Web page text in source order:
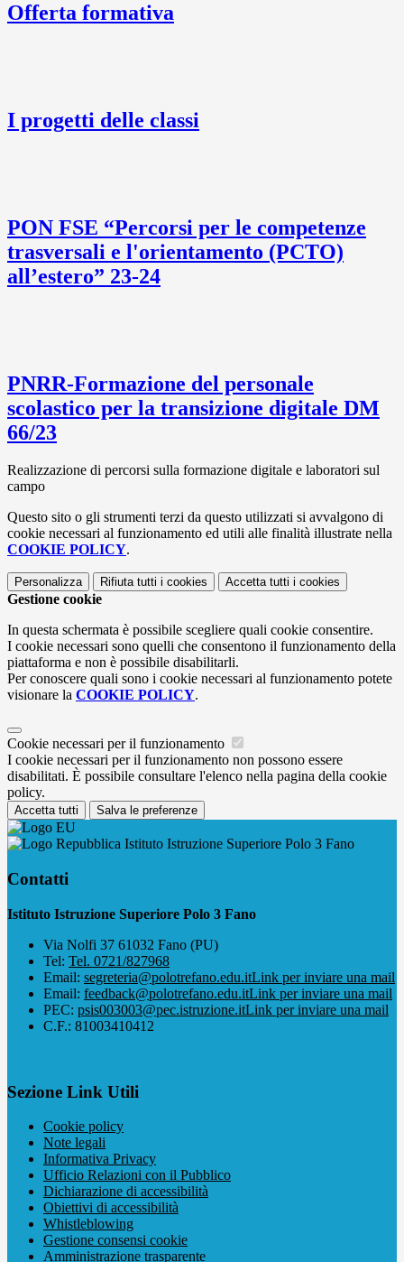
Offerta formativa
I progetti delle classi
PON FSE “Percorsi per le competenze
trasversali e l'orientamento (PCTO)
all’estero” 23-24
PNRR-Formazione del personale
scolastico per la transizione digitale DM
66/23
Realizzazione di percorsi sulla formazione digitale e laboratori sul
campo
Questo sito o gli strumenti terzi da questo utilizzati si avvalgono di
cookie necessari al funzionamento ed utili alle finalità illustrate nella
COOKIE POLICY.
Personalizza Rifiuta tutti i cookies Accetta tutti i cookies
Gestione cookie
In questa schermata è possibile scegliere quali cookie consentire.
I cookie necessari sono quelli che consentono il funzionamento della
piattaforma e non è possibile disabilitarli.
Per conoscere quali sono i cookie necessari al funzionamento potete
visionare la COOKIE POLICY.
Cookie necessari per il funzionamento
I cookie necessari per il funzionamento non possono essere
disabilitati. È possibile consultare l'elenco nella pagina della cookie
policy.
Accetta tutti Salva le preferenze
Istituto Istruzione Superiore Polo 3 Fano
Contatti
Istituto Istruzione Superiore Polo 3 Fano
Via Nolfi 37 61032 Fano (PU)
Tel: Tel. 0721/827968
Email: segreteria@polotrefano.e​du.itLink per inviare una mail
Email: feedback@polotrefano.edu.itLink per inviare una mail
PEC: psis003003@pec.istruzione.itLink per inviare una mail
C.F.: 81003410412
Sezione Link Utili
Cookie policy
Note legali
Informativa Privacy
Ufficio Relazioni con il Pubblico
Dichiarazione di accessibilità
Obiettivi di accessibilità
Whistleblowing
Gestione consensi cookie
Amministrazione trasparente